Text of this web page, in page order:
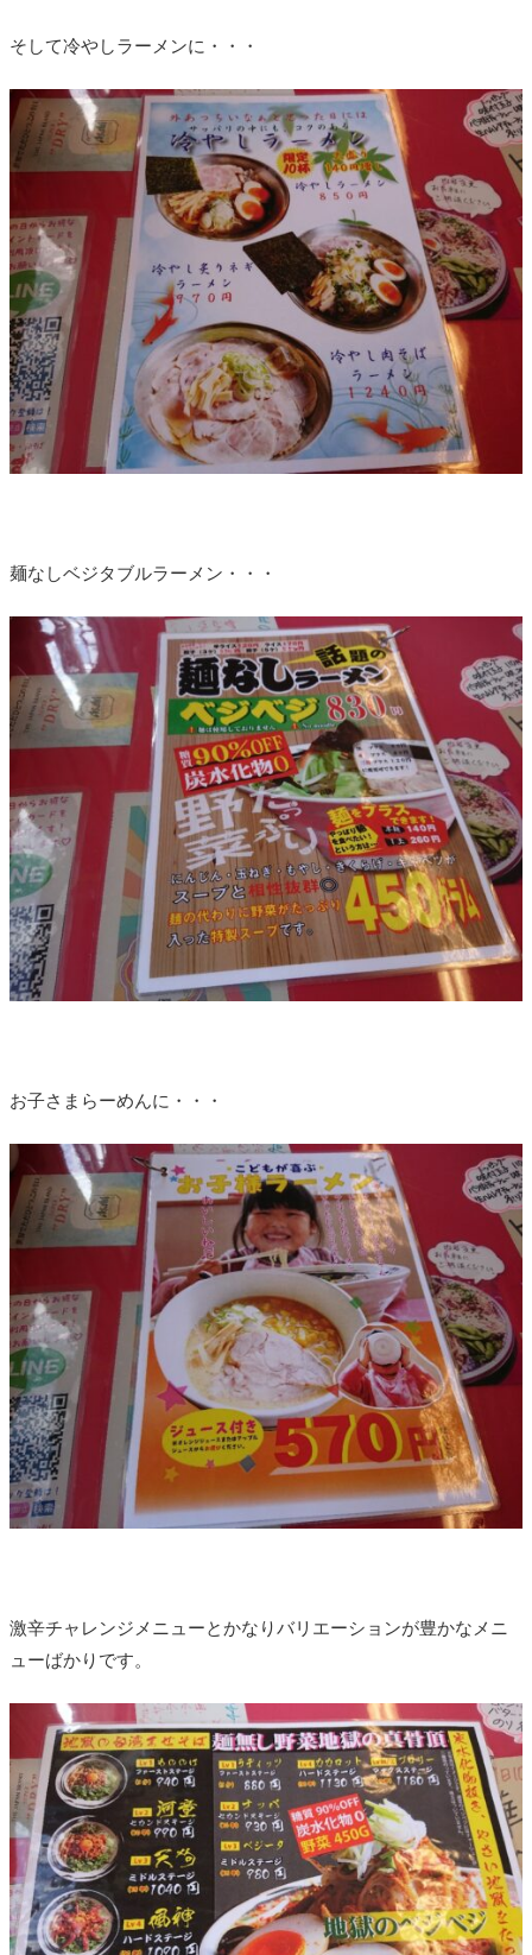
そして冷やしラーメンに・・・
麺なしベジタブルラーメン・・・
お子さまらーめんに・・・
激辛チャレンジメニューとかなりバリエーションが豊かなメニ
ューばかりです。